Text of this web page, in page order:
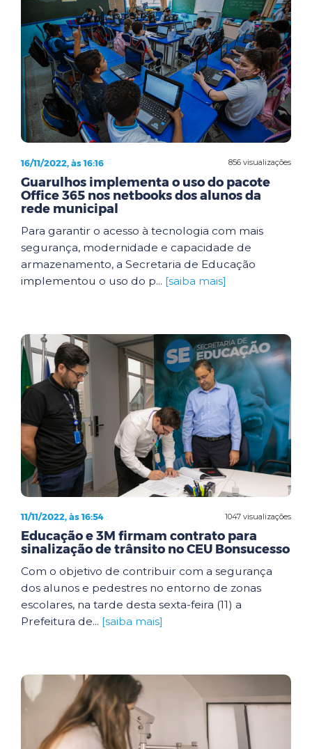
856 visualizações
16/11/2022, às 16:16
Guarulhos implementa o uso do pacote
Office 365 nos netbooks dos alunos da
rede municipal
Para garantir o acesso à tecnologia com mais
segurança, modernidade e capacidade de
armazenamento, a Secretaria de Educação
implementou o uso do p... [saiba mais]
1047 visualizações
11/11/2022, às 16:54
Educação e 3M firmam contrato para
sinalização de trânsito no CEU Bonsucesso
Com o objetivo de contribuir com a segurança
dos alunos e pedestres no entorno de zonas
escolares, na tarde desta sexta-feira (11) a
Prefeitura de... [saiba mais]